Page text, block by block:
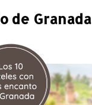
de Granada